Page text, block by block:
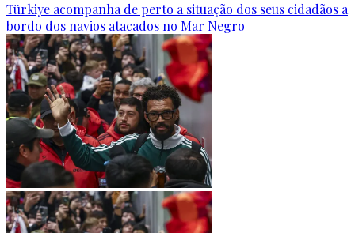
Türkiye acompanha de perto a situação dos seus cidadãos a
bordo dos navios atacados no Mar Negro